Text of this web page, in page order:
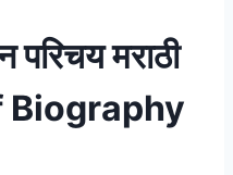
परिचय मराठी
Biography